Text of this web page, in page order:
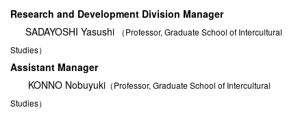
Research and Development Division Manager
SADAYOSHI Yasushi
（Professor, Graduate School of Intercultural
Studies）
Assistant Manager
KONNO Nobuyuki （Professor, Graduate School of Intercultural
Studies）